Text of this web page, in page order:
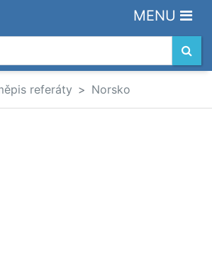
MENU
referáty Norsko